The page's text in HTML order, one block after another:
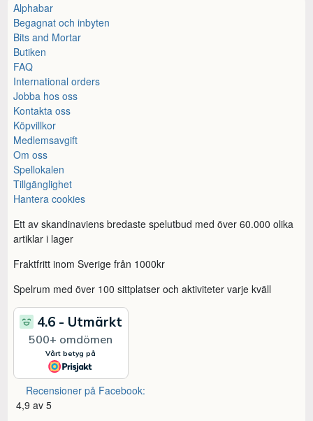
Alphabar
Begagnat och inbyten
Bits and Mortar
Butiken
FAQ
International orders
Jobba hos oss
Kontakta oss
Köpvillkor
Medlemsavgift
Om oss
Spellokalen
Tillgänglighet
Hantera cookies
Ett av skandinaviens bredaste spelutbud med över 60.000 olika
artiklar i lager
Fraktfritt inom Sverige från 1000kr
Spelrum med över 100 sittplatser och aktiviteter varje kväll
Recensioner på Facebook:
4,9 av 5